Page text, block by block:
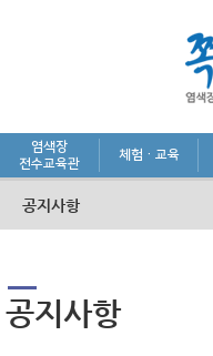
염색장
전수교육관
체험·교육
공지사항
공지사항